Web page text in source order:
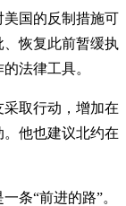
国的反制措施可
恢复此前暂缓执
法律工具。
取行动，增加在
他也建议北约在
条“前进的路”。